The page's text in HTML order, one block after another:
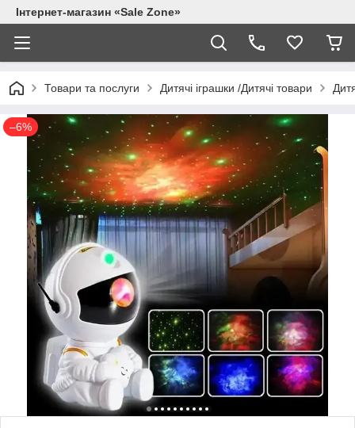
Інтернет-магазин «Sale Zone»
Товари та послуги Дитячі іграшки /Дитячі товари
–6%